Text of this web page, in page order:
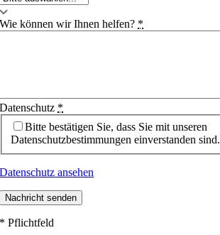
Wie können wir Ihnen helfen? *
Datenschutz *
Bitte bestätigen Sie, dass Sie mit unseren
Datenschutzbestimmungen einverstanden sind.
Datenschutz ansehen
Nachricht senden
* Pflichtfeld